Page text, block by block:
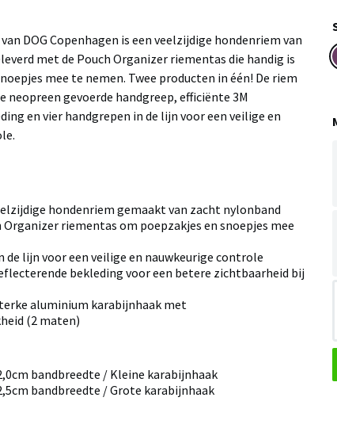
DOG Copenhagen is een veelzijdige hondenriem van
met de Pouch Organizer riementas die handig is
mee te nemen. Twee producten in één! De riem
neopreen gevoerde handgreep, efficiënte 3M
en vier handgrepen in de lijn voor een veilige en
hondenriem gemaakt van zacht nylonband
riementas om poepzakjes en snoepjes mee
de lijn voor een veilige en nauwkeurige controle
bekleding voor een betere zichtbaarheid bij
aluminium karabijnhaak met
(2 maten)
bandbreedte / Kleine karabijnhaak
bandbreedte / Grote karabijnhaak